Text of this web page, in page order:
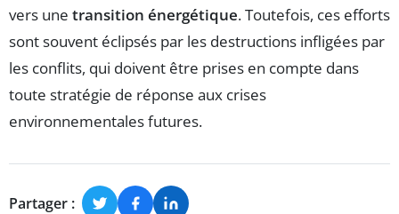
vers une transition énergétique. Toutefois, ces efforts
sont souvent éclipsés par les destructions infligées par
les conflits, qui doivent être prises en compte dans
toute stratégie de réponse aux crises
environnementales futures.
Partager :